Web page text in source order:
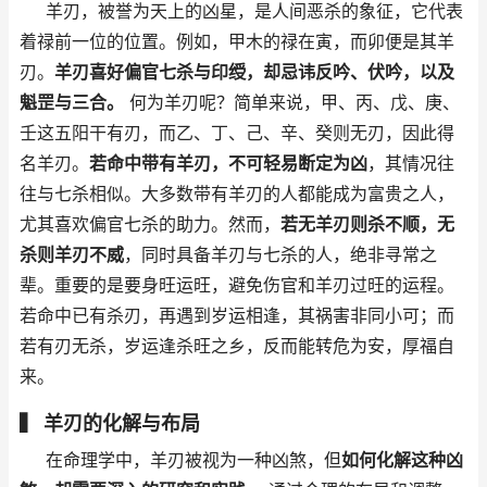
羊刃，被誉为天上的凶星，是人间恶杀的象征，它代表
着禄前一位的位置。例如，甲木的禄在寅，而卯便是其羊
刃。 羊刃喜好偏官七杀与印绶，却忌讳反吟、伏吟，以及
魁罡与三合。
何为羊刃呢？简单来说，甲、丙、戊、庚、
壬这五阳干有刃，而乙、丁、己、辛、癸则无刃，因此得
名羊刃。 若命中带有羊刃，不可轻易断定为凶，其情况往
往与七杀相似。大多数带有羊刃的人都能成为富贵之人，
尤其喜欢偏官七杀的助力。然而， 若无羊刃则杀不顺，无
杀则羊刃不威，同时具备羊刃与七杀的人，绝非寻常之
辈。重要的是要身旺运旺，避免伤官和羊刃过旺的运程。
若命中已有杀刃，再遇到岁运相逢，其祸害非同小可；而
若有刃无杀，岁运逢杀旺之乡，反而能转危为安，厚福自
来。
▍ 羊刃的化解与布局
在命理学中，羊刃被视为一种凶煞，但如何化解这种凶